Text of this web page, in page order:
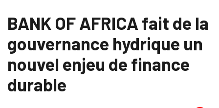
BANK OF AFRICA fait de la
gouvernance hydrique un
nouvel enjeu de finance
durable